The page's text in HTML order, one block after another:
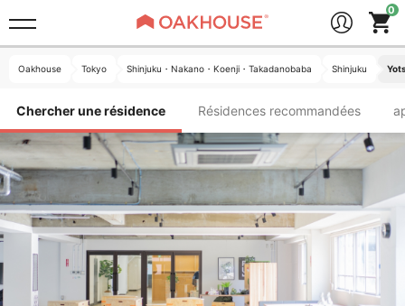
Oakhouse Tokyo Shinjuku・Nakano・Koenji・Takadanobaba Shinjuku
Chercher une résidence Résidences recommandées